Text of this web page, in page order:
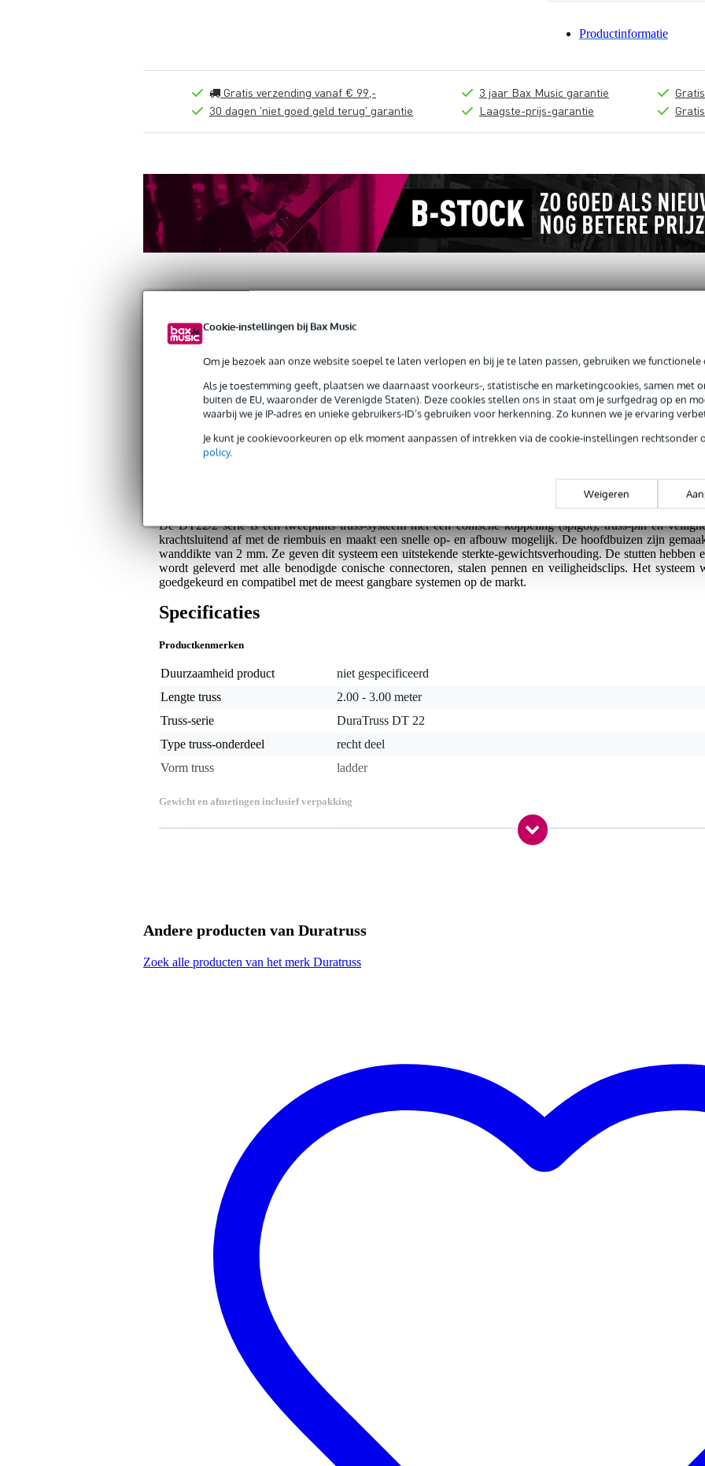
Cookie-instellingen bij Bax Music
Om je bezoek aan onze website soepel te laten verlopen en bij je te laten passen, gebruiken we functionele
Als je toestemming geeft, plaatsen we daarnaast voorkeurs-, statistische en marketingcookies, samen met
buiten de EU, waaronder de Verenigde Staten). Deze cookies stellen ons in staat om je surfgedrag op en
waarbij we je IP-adres en unieke gebruikers-ID’s gebruiken voor herkenning. Zo kunnen we je ervaring
Je kunt je cookievoorkeuren op elk moment aanpassen of intrekken via de cookie-instellingen rechtsonder
policy.
Weigeren
Productinformatie
Gratis verzending vanaf € 99,-
30 dagen 'niet goed geld terug' garantie
3 jaar Bax Music garantie
Laagste-prijs-garantie
Productinformatie Reviews(0)
Duratruss DT 22/2-250 2.5 meter
9000-0109-3062
Servicebelofte
Bax Music Garantie: Op dit product krijg je 3 jaar Bax Music Garantie.
Op dit product krijg je 3 jaar Bax Music Garantie.
De DT22/2 serie is een tweepunts truss-systeem met een conische koppeling (spigot), truss-pin en
krachtsluitend af met de riembuis en maakt een snelle op- en afbouw mogelijk. De hoofdbuizen zijn
wanddikte van 2 mm. Ze geven dit systeem een ​​uitstekende sterkte-gewichtsverhouding. De stutten hebben
wordt geleverd met alle benodigde conische connectoren, stalen pennen en veiligheidsclips. Het
goedgekeurd en compatibel met de meest gangbare systemen op de markt.
Specificaties
Productkenmerken
Duurzaamheid product
niet gespecificeerd
Lengte truss
2.00 - 3.00 meter
Truss-serie
DuraTruss DT 22
Type truss-onderdeel
recht deel
Vorm truss
ladder
Gewicht en afmetingen inclusief verpakking
Gewicht(incl. verpakking)
3,4 kg
lengte: 2.5 m
buis diameter: 35 mm
hoogte: 35 mm
buis wanddikte: 2 mm
Andere producten van Duratruss
Zoek alle producten van het merk Duratruss